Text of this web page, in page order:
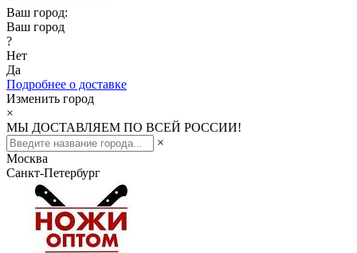
Ваш город:
Ваш город
?
Нет
Да
Подробнее о доставке
Изменить город
×
МЫ ДОСТАВЛЯЕМ ПО ВСЕЙ РОССИИ!
×
Москва
Санкт-Петербург